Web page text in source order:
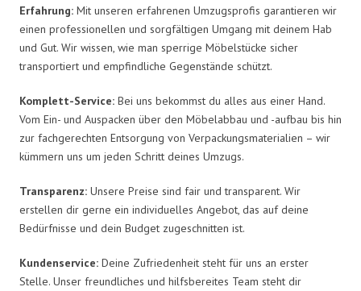
Erfahrung: Mit unseren erfahrenen Umzugsprofis garantieren wir
einen professionellen und sorgfältigen Umgang mit deinem Hab
und Gut. Wir wissen, wie man sperrige Möbelstücke sicher
transportiert und empfindliche Gegenstände schützt.
Komplett-Service: Bei uns bekommst du alles aus einer Hand.
Vom Ein- und Auspacken über den Möbelabbau und -aufbau bis hin
zur fachgerechten Entsorgung von Verpackungsmaterialien – wir
kümmern uns um jeden Schritt deines Umzugs.
Transparenz: Unsere Preise sind fair und transparent. Wir
erstellen dir gerne ein individuelles Angebot, das auf deine
Bedürfnisse und dein Budget zugeschnitten ist.
Kundenservice: Deine Zufriedenheit steht für uns an erster
Stelle. Unser freundliches und hilfsbereites Team steht dir